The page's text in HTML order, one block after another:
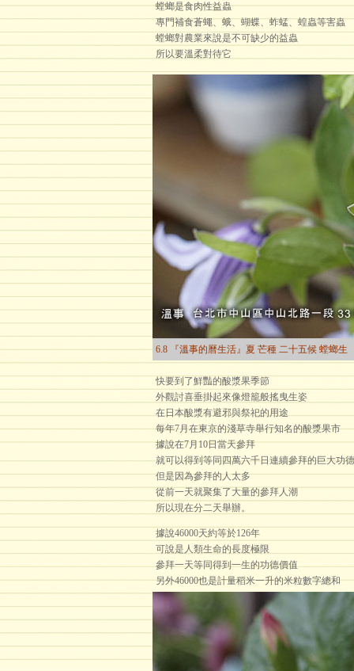
螳螂是食肉性益蟲
專門補食蒼蠅、蛾、蝴蝶、蚱蜢、蝗蟲等害蟲
螳螂對農業來說是不可缺少的益蟲
所以要溫柔對待它
6.8 『溫事的曆生活』夏 芒種 二十五候 螳螂生
快要到了鮮豔的酸漿果季節
外觀討喜垂掛起來像燈籠般搖曳生姿
在日本酸漿有避邪與祭祀的用途
每年7月在東京的淺草寺舉行知名的酸漿果市
據說在7月10日當天參拜
就可以得到等同四萬六千日連續參拜的巨大功德
但是因為參拜的人太多
從前一天就聚集了大量的參拜人潮
所以現在分二天舉辦。
據說46000天約等於126年
可說是人類生命的長度極限
參拜一天等同得到一生的功德價值
另外46000也是計量稻米一升的米粒數字總和